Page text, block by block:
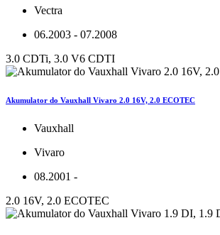
Vectra
06.2003 - 07.2008
3.0 CDTi, 3.0 V6 CDTI
Akumulator do Vauxhall Vivaro 2.0 16V, 2.0 ECOTEC
Vauxhall
Vivaro
08.2001 -
2.0 16V, 2.0 ECOTEC